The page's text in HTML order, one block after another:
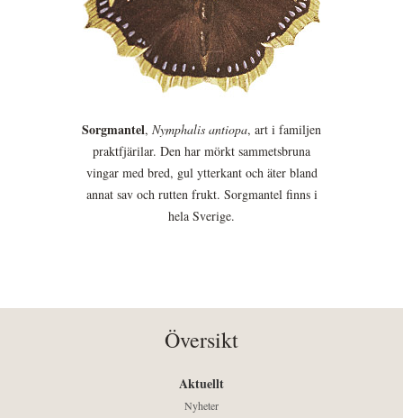
Sorgmantel, Nymphalis antiopa, art i familjen
praktfjärilar. Den har mörkt sammetsbruna
vingar med bred, gul ytterkant och äter bland
annat sav och rutten frukt. Sorgmantel finns i
hela Sverige.
Översikt
Aktuellt
Nyheter